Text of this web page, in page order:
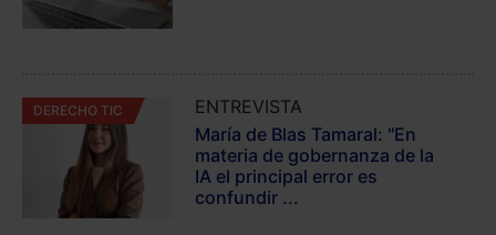
DERECHO TIC
ENTREVISTA
María de Blas Tamaral: "En
materia de gobernanza de la
IA el principal error es
confundir ...